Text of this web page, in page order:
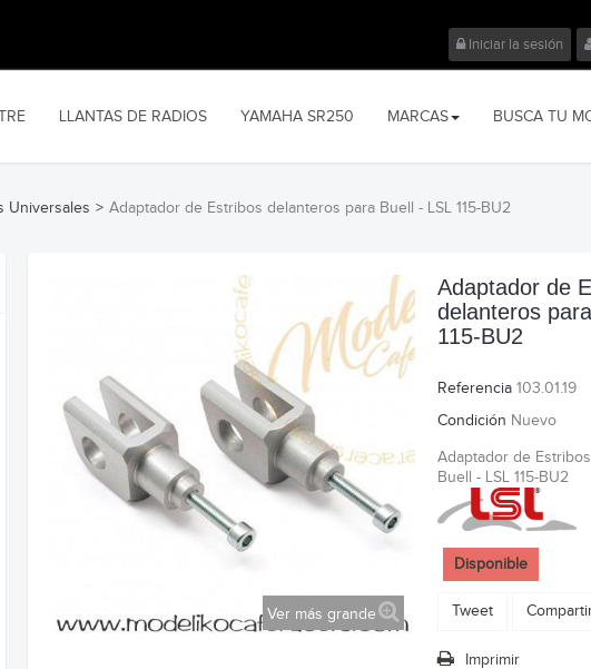
Iniciar la sesión
LLANTAS DE RADIOS YAMAHA SR250 MARCAS BUSCA TU
Universales > Adaptador de Estribos delanteros para Buell - LSL 115-BU2
Ver más grande
Adaptador de
delanteros
115-BU2
Referencia 103.01.19
Condición Nuevo
Adaptador de
Buell - LSL 115-BU2
Disponible
Tweet
Imprimir